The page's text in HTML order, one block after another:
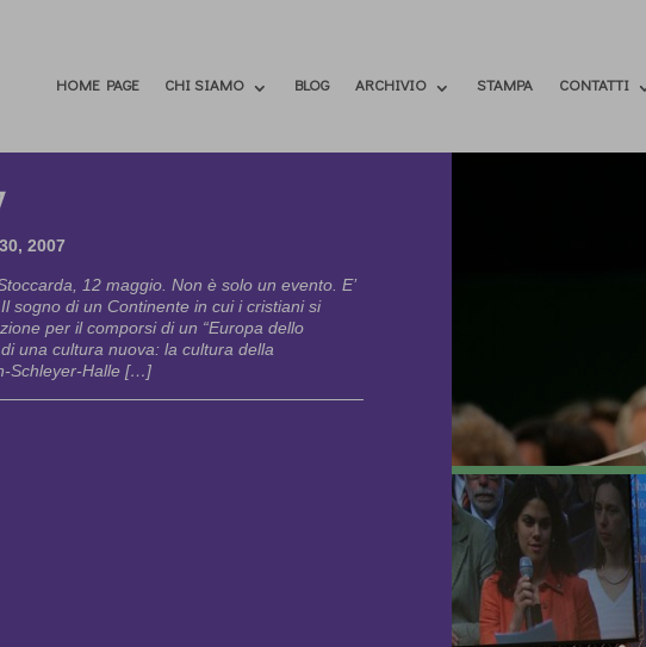
HOME PAGE CHI SIAMO BLOG ARCHIVIO STAMPA CONTATTI
2007
12 maggio. Non è solo un evento. E’
sogno di un Continente in cui i cristiani si
per il comporsi di un “Europa dello
una cultura nuova: la cultura della
Schleyer-Halle […]